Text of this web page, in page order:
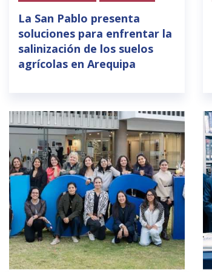
La San Pablo presenta
soluciones para enfrentar la
salinización de los suelos
agrícolas en Arequipa